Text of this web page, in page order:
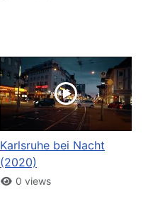
Karlsruhe bei Nacht
(2020)
0 views